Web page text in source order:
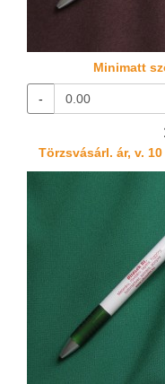
Minimatt
-
Törzsvásárl. ár, v.